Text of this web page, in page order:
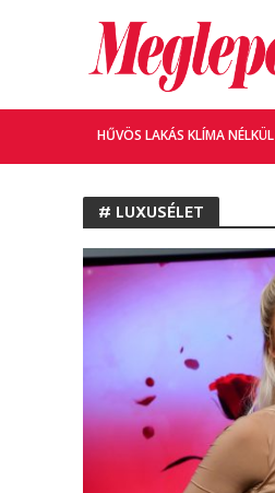
HŰVÖS LAKÁS KLÍMA NÉLKÜL
# LUXUSÉLET